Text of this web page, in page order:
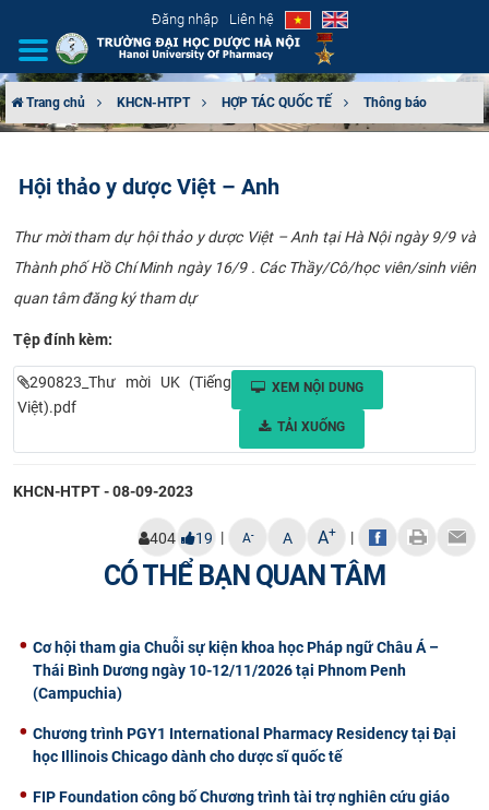
Đăng nhập Liên hệ
CƠ CẤU TỔ CHỨC
TUYỂN SINH
ĐÀO TẠO
KHOA HỌC CÔNG NGHỆ
Trang chủ KHCN-HTPT HỢP TÁC QUỐC TẾ Thông báo
Hội thảo y dược Việt – Anh
Thư mời tham dự hội thảo y dược Việt – Anh tại Hà Nội ngày 9/9 và
Thành phố Hồ Chí Minh ngày 16/9 . Các Thầy/Cô/học viên/sinh viên
quan tâm đăng ký tham dự
Tệp đính kèm:
290823_Thư mời UK (Tiếng
Việt).pdf
XEM NỘI DUNG
TẢI XUỐNG
KHCN-HTPT - 08-09-2023
404 19 | A- A A+ |
CÓ THỂ BẠN QUAN TÂM
Cơ hội tham gia Chuỗi sự kiện khoa học Pháp ngữ Châu Á –
Thái Bình Dương ngày 10-12/11/2026 tại Phnom Penh
(Campuchia)
Chương trình PGY1 International Pharmacy Residency tại Đại
học Illinois Chicago dành cho dược sĩ quốc tế
FIP Foundation công bố Chương trình tài trợ nghiên cứu giáo